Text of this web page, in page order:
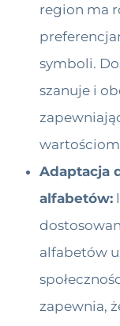
region ma
symboli.
szanuje i
Adaptacja
alfabetów:
alfabetów
zapewnia,